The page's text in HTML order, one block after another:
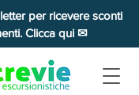
per ricevere sconti
Clicca qui ✉